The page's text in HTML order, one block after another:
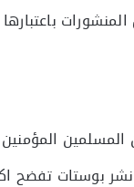
المسلمين
بوستات تفضح